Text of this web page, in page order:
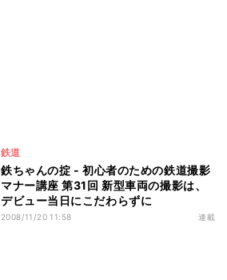
鉄道
鉄ちゃんの掟 - 初心者のための鉄道撮影
マナー講座 第31回 新型車両の撮影は、
デビュー当日にこだわらずに
2008/11/20 11:58 連載